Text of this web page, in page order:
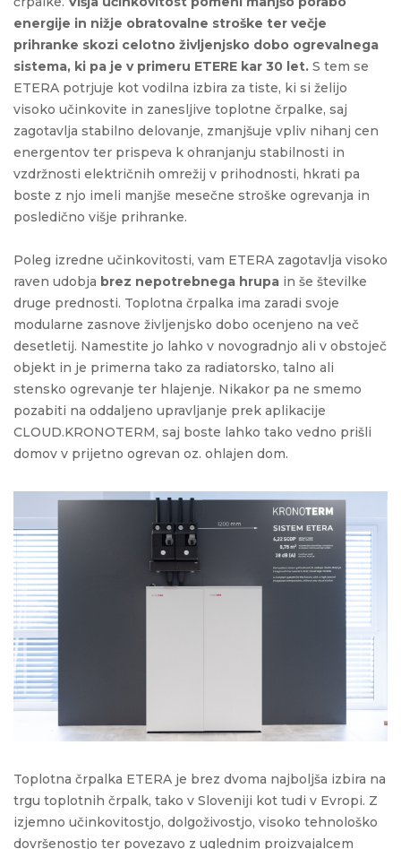
energije in nižje obratovalne stroške ter večje
prihranke skozi celotno življenjsko dobo ogrevalnega
sistema, ki pa je v primeru ETERE kar 30 let. S tem se
ETERA potrjuje kot vodilna izbira za tiste, ki si želijo
visoko učinkovite in zanesljive toplotne črpalke, saj
zagotavlja stabilno delovanje, zmanjšuje vpliv nihanj cen
energentov ter prispeva k ohranjanju stabilnosti in
vzdržnosti električnih omrežij v prihodnosti, hkrati pa
boste z njo imeli manjše mesečne stroške ogrevanja in
posledično višje prihranke.
Poleg izredne učinkovitosti, vam ETERA zagotavlja visoko
raven udobja brez nepotrebnega hrupa in še številke
druge prednosti. Toplotna črpalka ima zaradi svoje
modularne zasnove življenjsko dobo ocenjeno na več
desetletij. Namestite jo lahko v novogradnjo ali v obstoječ
objekt in je primerna tako za radiatorsko, talno ali
stensko ogrevanje ter hlajenje. Nikakor pa ne smemo
pozabiti na oddaljeno upravljanje prek aplikacije
CLOUD.KRONOTERM, saj boste lahko tako vedno prišli
domov v prijetno ogrevan oz. ohlajen dom.
Toplotna črpalka ETERA je brez dvoma najboljša izbira na
trgu toplotnih črpalk, tako v Sloveniji kot tudi v Evropi. Z
izjemno učinkovitostjo, dolgoživostjo, visoko tehnološko
dovršenostjo ter povezavo z uglednim proizvajalcem